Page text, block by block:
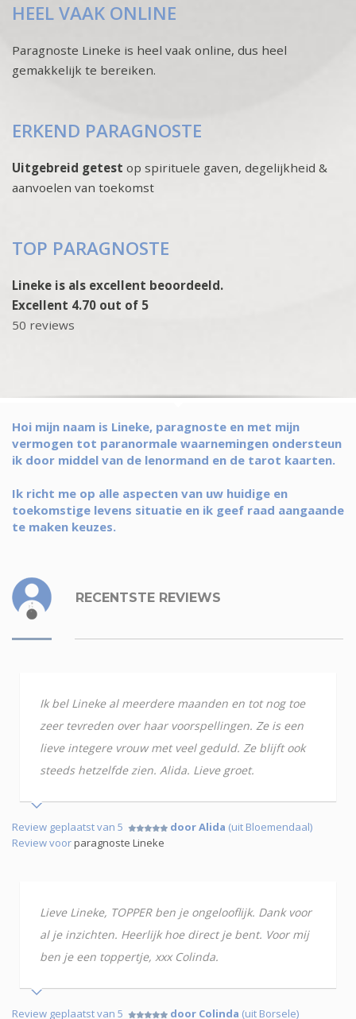
HEEL VAAK ONLINE
Paragnoste Lineke is heel vaak online, dus heel
gemakkelijk te bereiken.
ERKEND PARAGNOSTE
Uitgebreid getest op spirituele gaven, degelijkheid &
aanvoelen van toekomst
TOP PARAGNOSTE
Lineke is als excellent beoordeeld.
Excellent 4.70 out of 5
50 reviews
Hoi mijn naam is Lineke, paragnoste en met mijn
vermogen tot paranormale waarnemingen ondersteun
ik door middel van de lenormand en de tarot kaarten.
Ik richt me op alle aspecten van uw huidige en
toekomstige levens situatie en ik geef raad aangaande
te maken keuzes.
RECENTSTE REVIEWS
Ik bel Lineke al meerdere maanden en tot nog toe
zeer tevreden over haar voorspellingen. Ze is een
lieve integere vrouw met veel geduld. Ze blijft ook
steeds hetzelfde zien. Alida. Lieve groet.
Review geplaatst van 5 door Alida (uit Bloemendaal)
Review voorparagnoste Lineke
Lieve Lineke, TOPPER ben je ongelooflijk. Dank voor
al je inzichten. Heerlijk hoe direct je bent. Voor mij
ben je een toppertje, xxx Colinda.
Review geplaatst van 5 door Colinda (uit Borsele)